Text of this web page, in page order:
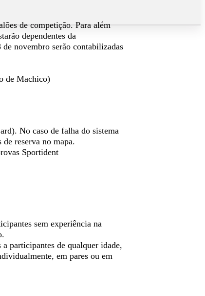
de competição. Para além
dependentes da
novembro serão contabilizadas
de Machico)
No caso de falha do sistema
reserva no mapa.
Sportident
sem experiência na
participantes de qualquer idade,
em pares ou em